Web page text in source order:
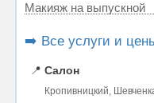
Макияж на выпускной
➡️ Все услуги и
📍 Салон
Кропивницкий,